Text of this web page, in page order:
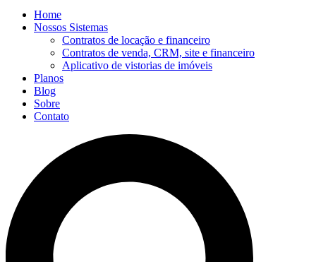
Home
Nossos Sistemas
Contratos de locação e financeiro
Contratos de venda, CRM, site e financeiro
Aplicativo de vistorias de imóveis
Planos
Blog
Sobre
Contato